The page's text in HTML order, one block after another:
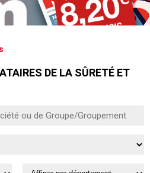
DE LA SÛRETÉ ET